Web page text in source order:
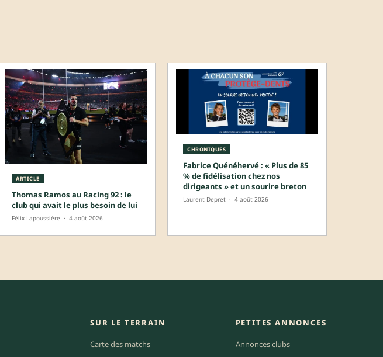
ARTICLE
Thomas Ramos au Racing 92 : le
club qui avait le plus besoin de lui
Félix Lapoussière · 4 août 2026
CHRONIQUES
Fabrice Quénéhervé : « Plus de 85
% de fidélisation chez nos
dirigeants » et un sourire breton
Laurent Depret · 4 août 2026
SUR LE TERRAIN
Carte des matchs
PETITES ANNONCES
Annonces clubs